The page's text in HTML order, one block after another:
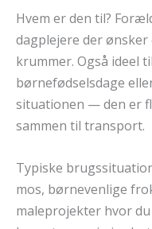
Hvem er den til?
dagplejere der
krummer. Også ideel
børnefødselsdage
situationen — den er
sammen til transport.
Typiske
mos, børnevenlige
maleprojekter hvor